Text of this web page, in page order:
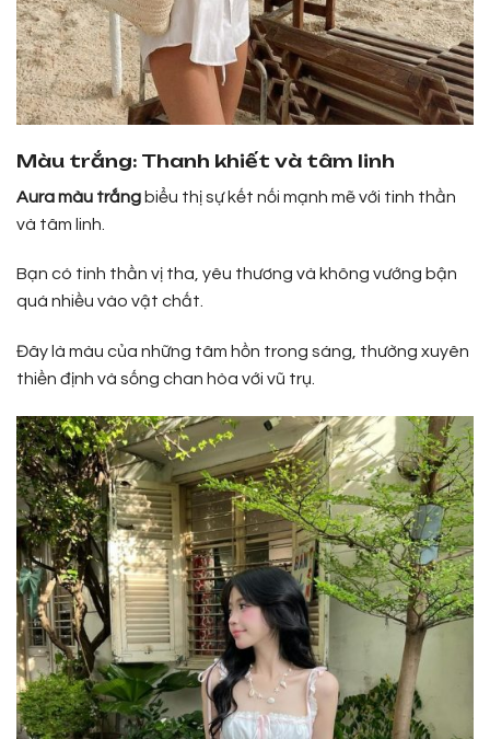
Màu trắng: Thanh khiết và tâm linh
Aura màu trắng biểu thị sự kết nối mạnh mẽ với tinh thần
và tâm linh.
Bạn có tinh thần vị tha, yêu thương và không vướng bận
quá nhiều vào vật chất.
Đây là màu của những tâm hồn trong sáng, thường xuyên
thiền định và sống chan hòa với vũ trụ.